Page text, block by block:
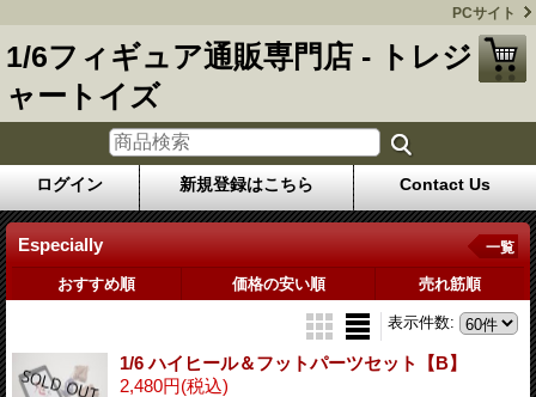
PCサイト
1/6フィギュア通販専門店 - トレジ
ャートイズ
ログイン 新規登録はこちら Contact Us
Especially 一覧
おすすめ順 価格の安い順 売れ筋順
表示件数:
1/6 ハイヒール＆フットパーツセット【B】
2,480円(税込)